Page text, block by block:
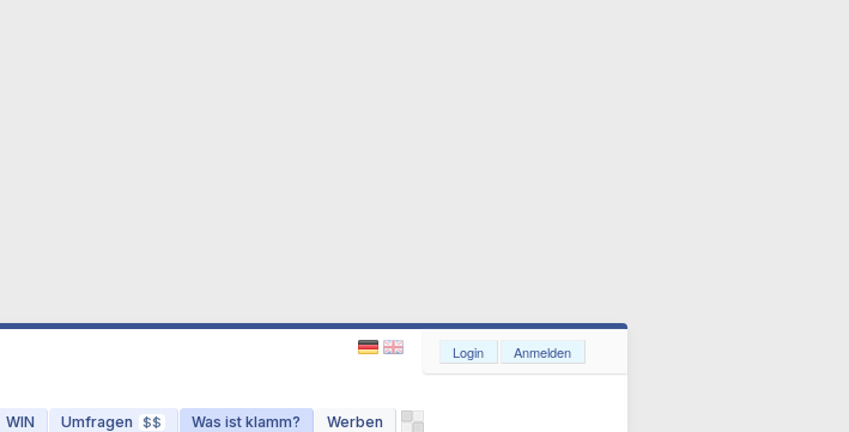
WIN Umfragen $$ Was ist klamm? Werben
Login Anmelden